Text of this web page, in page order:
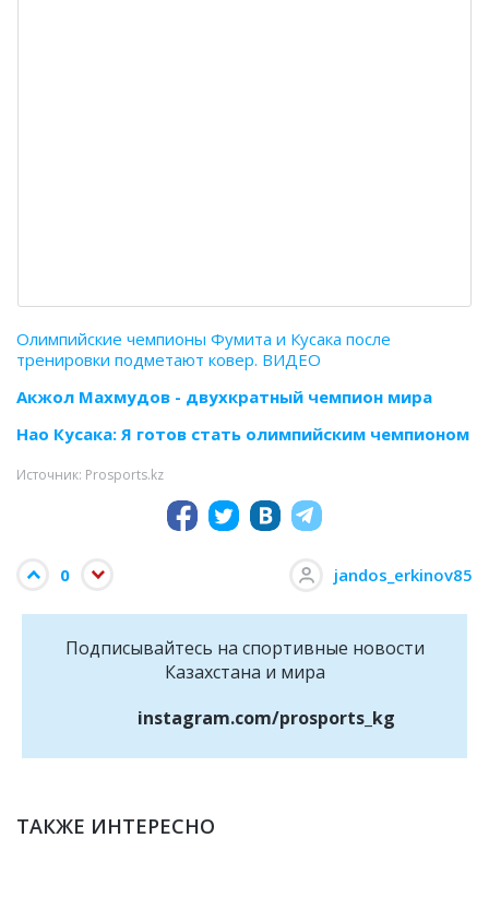
Олимпийские чемпионы Фумита и Кусака после
тренировки подметают ковер. ВИДЕО
Акжол Махмудов - двухкратный чемпион мира
Нао Кусака: Я готов стать олимпийским чемпионом
Источник: Prosports.kz
0 jandos_erkinov85
Подписывайтесь на cпортивные новости
Казахстана и мира
instagram.com/prosports_kg
ТАКЖЕ ИНТЕРЕСНО